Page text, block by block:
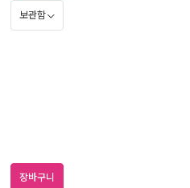
보관함
장바구니